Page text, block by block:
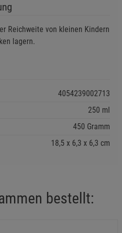
Reichweite von kleinen Kindern
lagern.
4054239002713
250 ml
450 Gramm
18,5 6,3 6,3 cm
bestellt:
für die Gruppe
(5)
(1) Funktionale
anzeigen